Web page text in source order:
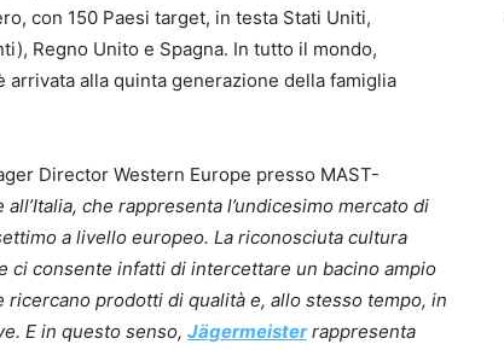
con 150 Paesi target, in testa Stati Uniti,
Regno Unito e Spagna. In tutto il mondo,
alla quinta generazione della famiglia
Director Western Europe presso MAST-
che rappresenta l’undicesimo mercato di
a livello europeo. La riconosciuta cultura
consente infatti di intercettare un bacino ampio
prodotti di qualità e, allo stesso tempo, in
E in questo senso, Jägermeisterrappresenta